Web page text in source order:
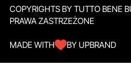
COPYRIGHTS BY TUTTO BENE
PRAWA ZASTRZEŻONE
MADE WITH BY UPBRAND